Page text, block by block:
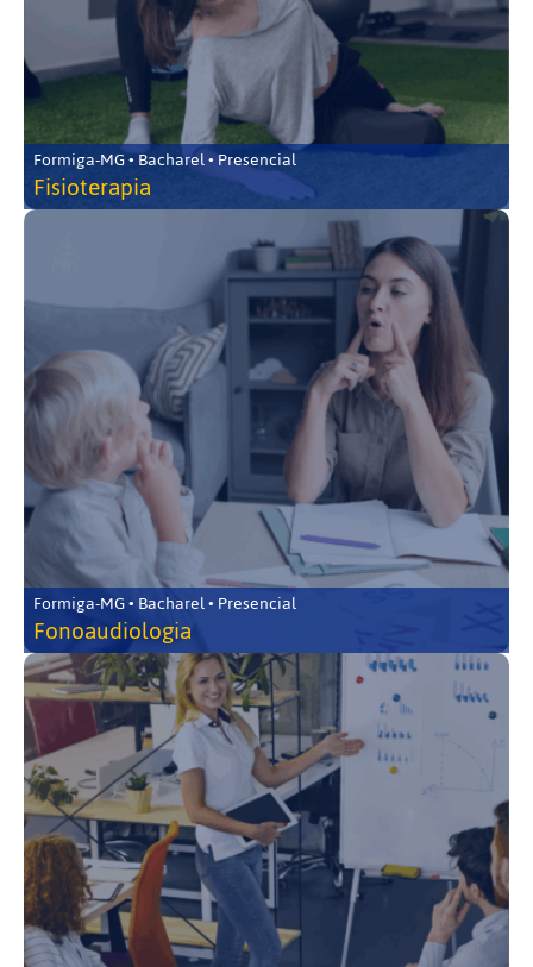
Formiga-MG • Bacharel • Presencial
Fisioterapia
Formiga-MG • Bacharel • Presencial
Fonoaudiologia